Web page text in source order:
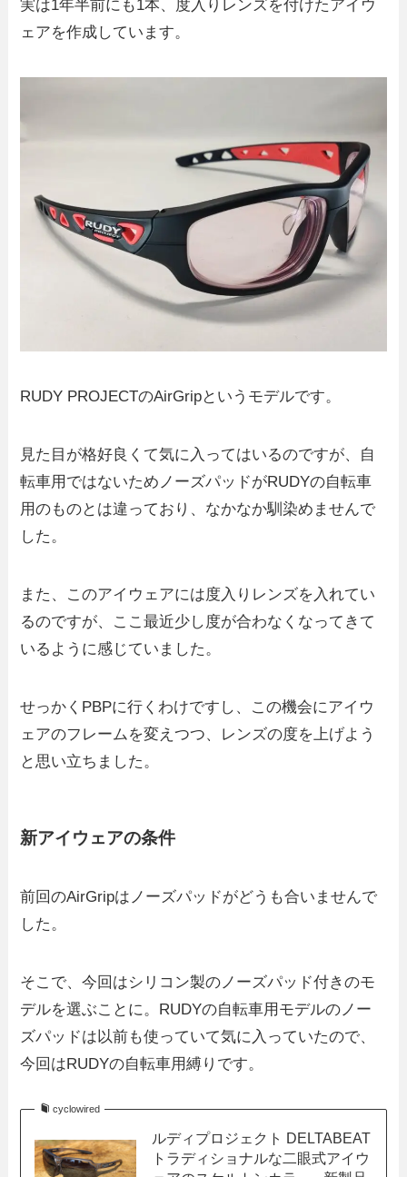
実は1年半前にも1本、度入りレンズを付けたアイウ
ェアを作成しています。
RUDY PROJECTのAirGripというモデルです。
見た目が格好良くて気に入ってはいるのですが、自
転車用ではないためノーズパッドがRUDYの自転車
用のものとは違っており、なかなか馴染めませんで
した。
また、このアイウェアには度入りレンズを入れてい
るのですが、ここ最近少し度が合わなくなってきて
いるように感じていました。
せっかくPBPに行くわけですし、この機会にアイウ
ェアのフレームを変えつつ、レンズの度を上げよう
と思い立ちました。
新アイウェアの条件
前回のAirGripはノーズパッドがどうも合いませんで
した。
そこで、今回はシリコン製のノーズパッド付きのモ
デルを選ぶことに。RUDYの自転車用モデルのノー
ズパッドは以前も使っていて気に入っていたので、
今回はRUDYの自転車用縛りです。
cyclowired
ルディプロジェクト DELTABEAT
トラディショナルな二眼式アイウ